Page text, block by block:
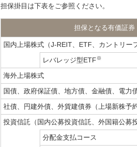
担保掛目は下表をご参照ください。
担保となる有価証券
国内上場株式（J-REIT、ETF、カントリー
レバレッジ型ETF※
海外上場株式
国債、政府保証債、地方債、金融債、電力
社債、円建外債、外貨建債券（上場新株予
投資信託（国内公募投資信託、外国籍公募
分配金支払コース